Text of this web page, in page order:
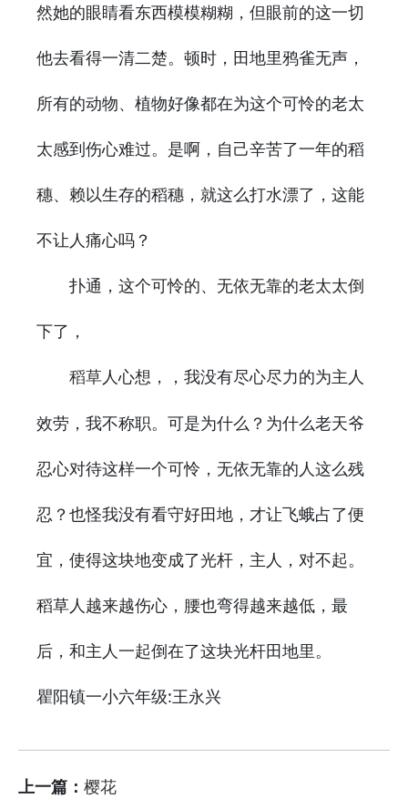
然她的眼睛看东西模模糊糊，但眼前的这一切
他去看得一清二楚。顿时，田地里鸦雀无声，
所有的动物、植物好像都在为这个可怜的老太
太感到伤心难过。是啊，自己辛苦了一年的稻
穗、赖以生存的稻穗，就这么打水漂了，这能
不让人痛心吗？
扑通，这个可怜的、无依无靠的老太太倒
下了，
稻草人心想，，我没有尽心尽力的为主人
效劳，我不称职。可是为什么？为什么老天爷
忍心对待这样一个可怜，无依无靠的人这么残
忍？也怪我没有看守好田地，才让飞蛾占了便
宜，使得这块地变成了光杆，主人，对不起。
稻草人越来越伤心，腰也弯得越来越低，最
后，和主人一起倒在了这块光杆田地里。
瞿阳镇一小六年级:王永兴
上一篇： 樱花